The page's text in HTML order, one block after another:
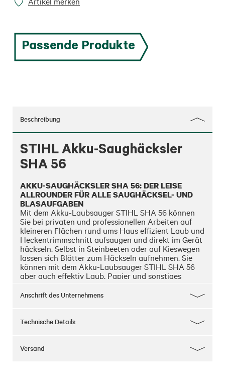
Passende Produkte
Beschreibung
STIHL Akku-Saughäcksler
SHA 56
AKKU-SAUGHÄCKSLER SHA 56: DER LEISE
ALLROUNDER FÜR ALLE SAUGHÄCKSEL- UND
BLASAUFGABEN
Mit dem Akku-Laubsauger STIHL SHA 56 können
Sie bei privaten und professionellen Arbeiten auf
kleineren Flächen rund ums Haus effizient Laub und
Heckentrimmschnitt aufsaugen und direkt im Gerät
häckseln. Selbst in Steinbeeten oder auf Kieswegen
lassen sich Blätter zum Häckseln aufnehmen. Sie
können mit dem Akku-Laubsauger STIHL SHA 56
aber auch effektiv Laub, Papier und sonstiges
Sie den STIHL SHA 56 dazu mit wenigen
aus dem STIHL AK-System, können Sie mit dem
Anschrift des Unternehmens
Technische Details
Versand